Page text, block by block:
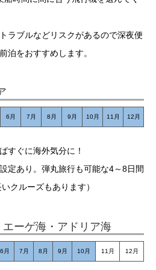
ラブルなどリスクがあるので深夜便
泊をおすすめします。
6月 7月 8月 9月 10月 11月 12月
すぐに海外気分に！
定あり。弾丸旅行も可能な4～8日間
クルーズもあります）
エーゲ海・アドリア海
6月 7月 8月 9月 10月 11月 12月